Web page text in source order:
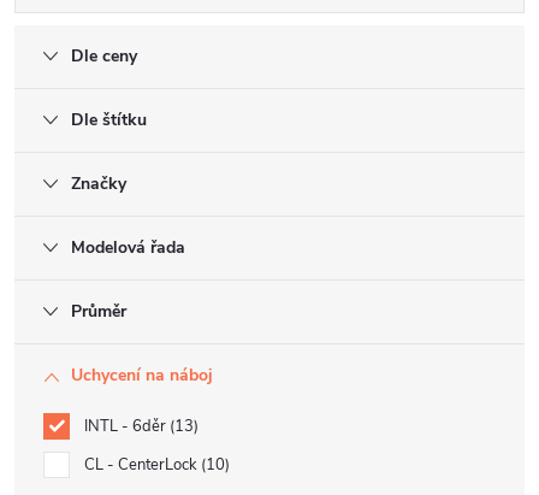
Dle ceny
Dle štítku
Značky
Modelová řada
Průměr
Uchycení na náboj
INTL - 6děr 13
CL - CenterLock 10